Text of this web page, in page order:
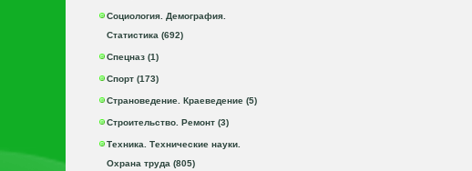
Социология. Демография.
Статистика (692)
Спецназ (1)
Спорт (173)
Страноведение. Краеведение (5)
Строительство. Ремонт (3)
Техника. Технические науки.
Охрана труда (805)